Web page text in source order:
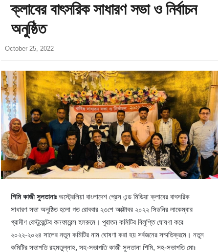
ক্লাবের বাৎসরিক সাধারণ সভা ও নির্বাচন
অনুষ্ঠিত
-October 25, 2022
শিমি কাজী সুলতানাঃ অস্ট্রেলিয়া বাংলাদেশ প্রেস এন্ড মিডিয়া ক্লাবের বাৎসরিক
সাধারণ সভা অনুষ্ঠিত হলো গত রোববার ২৩শে অক্টোবর ২০২২ সিডনির লাকেম্বার
গ্রামীণ রেস্টুরেন্টের কনফারেন্স হলরুমে। পুরাতন কমিটির বিলুপ্তি ঘোষণা করে
২০২২-২০২৪ সালের নতুন কমিটির নাম ঘোষণা করা হয় সর্বজনের সম্মতিক্রমে। নতুন
কমিটির সভাপতি রহমতুল্লাহ, সহ-সভাপতি কাজী সুলতানা শিমি, সহ-সভাপতি মোঃ